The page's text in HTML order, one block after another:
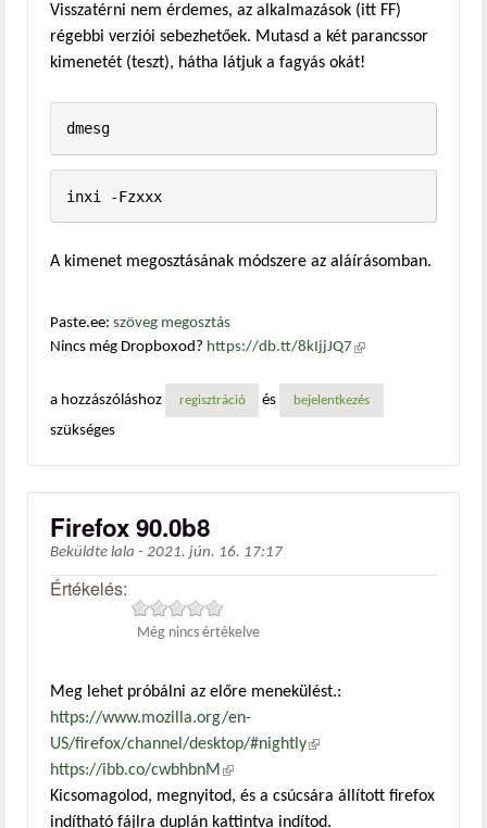
Visszatérni nem érdemes, az alkalmazások (itt FF)
régebbi verziói sebezhetőek. Mutasd a két parancssor
kimenetét (teszt), hátha látjuk a fagyás okát!
dmesg
inxi -Fzxxx
A kimenet megosztásának módszere az aláírásomban.
Paste.ee: szöveg megosztás
Nincs még Dropboxod? https://db.tt/8kIjjJQ7 (külső
a hozzászóláshoz
regisztráció és bejelentkezés
szükséges
Firefox 90.0b8
Beküldte lala - 2021. jún. 16. 17:17
Értékelés:
Még nincs értékelve
Meg lehet próbálni az előre menekülést.:
https://www.mozilla.org/en-
US/firefox/channel/desktop/#nightly(külső hivatkozás)
https://ibb.co/cwbhbnM (külső hivatkozás)
Kicsomagolod, megnyitod, és a csúcsára állított firefox
indítható fájlra duplán kattintva indítod.